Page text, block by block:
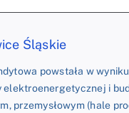
Śląskie
powstała w
i
przemysłowym (hale